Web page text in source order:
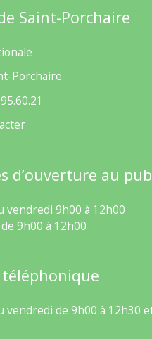
Saint-Porchaire
Porchaire
d’ouverture au
vendredi 9h00 à 12h00
9h00 à 12h00
vendredi de 9h00 à 12h30